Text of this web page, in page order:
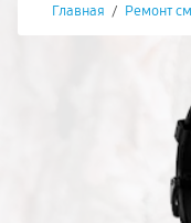
Главная / Ремонт